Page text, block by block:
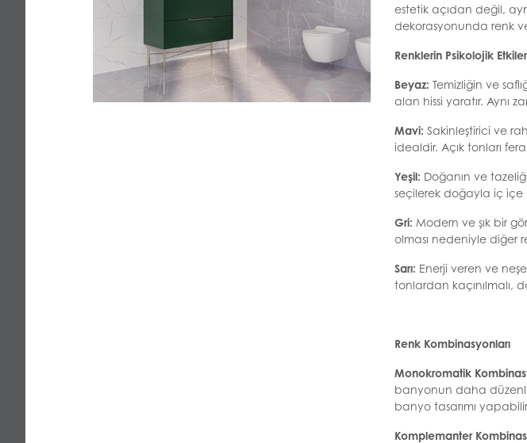
estetik açıdan değil,
dekorasyonunda renk
Renklerin Psikolojik
Beyaz: Temizliğin ve
alan hissi yaratır. Aynı
Mavi: Sakinleştirici ve
idealdir. Açık tonları
Yeşil: Doğanın ve
seçilerek doğayla iç içe
Gri: Modern ve şık bir
olması nedeniyle diğer
Sarı: Enerji veren ve
tonlardan kaçınılmalı,
Renk Kombinasyonları
Monokromatik
banyonun daha düzenli
banyo tasarımı
Komplemanter